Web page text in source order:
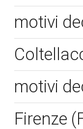
motivi
motivi
Firenze